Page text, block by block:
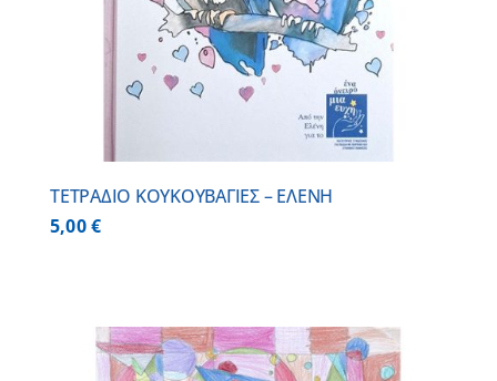
ΤΕΤΡΑΔΙΟ ΚΟΥΚΟΥΒΑΓΙΕΣ – ΕΛΕΝΗ
5,00€